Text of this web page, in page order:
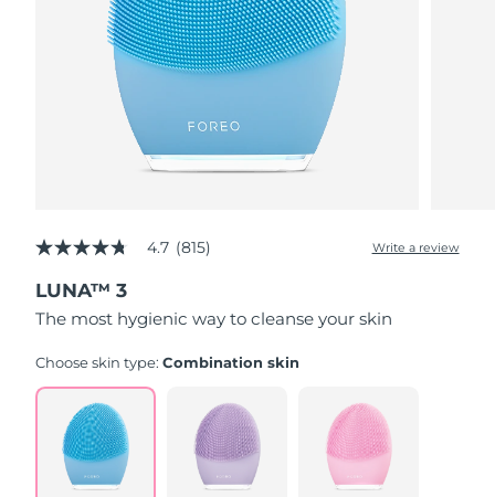
4.7
of
5
stars,
rating
Read
Reviews.
Same
page
link.
4.7 (815) Write a review
LUNA™ 3
The most hygienic way to cleanse your skin
Choose skin type:Combination skin